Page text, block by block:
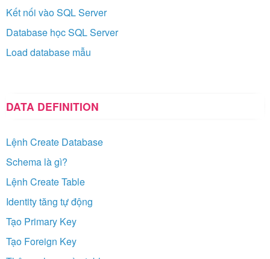
Kết nối vào SQL Server
Database học SQL Server
Load database mẫu
DATA DEFINITION
Lệnh Create Database
Schema là gì?
Lệnh Create Table
Identity tăng tự động
Tạo Primary Key
Tạo Foreign Key